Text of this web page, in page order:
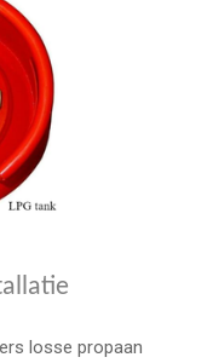
losse propaan